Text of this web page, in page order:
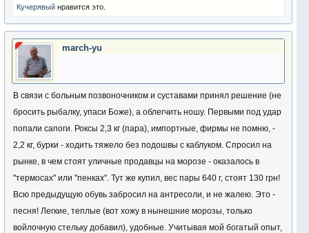
Кучерявый нравится это.
march-yu
В связи с больным позвоночником и суставами принял решение (не
бросить рыбалку, упаси Боже), а облегчить ношу. Первыми под удар
попали сапоги. Роксы 2,3 кг (пара), импортные, фирмы не помню, -
2,2 кг, бурки - ходить тяжело без подошвы с каблуком. Спросил на
рынке, в чем стоят уличные продавцы на морозе - оказалось в
"термосах" или "пенках". Тут же купил, вес пары 640 г, стоят 130 грн!
Всю предыдущую обувь забросил на антресоли, и не жалею. Это -
песня! Легкие, теплые (вот хожу в нынешние морозы, только
войлочную стельку добавил), удобные. Учитывая мой богатый опыт,